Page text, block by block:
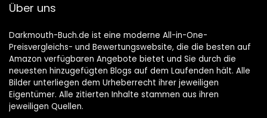
Über uns
Darkmouth-Buch.de ist eine moderne All-in-One-
Preisvergleichs- und Bewertungswebsite, die die besten auf
Amazon verfügbaren Angebote bietet und Sie durch die
neuesten hinzugefügten Blogs auf dem Laufenden hält. Alle
Bilder unterliegen dem Urheberrecht ihrer jeweiligen
Eigentümer. Alle zitierten Inhalte stammen aus ihren
jeweiligen Quellen.